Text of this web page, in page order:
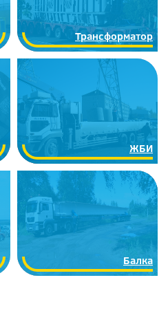
Трансформатор
ЖБИ
Балка